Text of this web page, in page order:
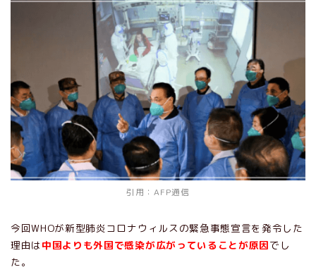
引用：AFP通信
今回WHOが新型肺炎コロナウィルスの緊急事態宣言を発令した
理由は 中国よりも外国で感染が広がっていることが原因でし
た。